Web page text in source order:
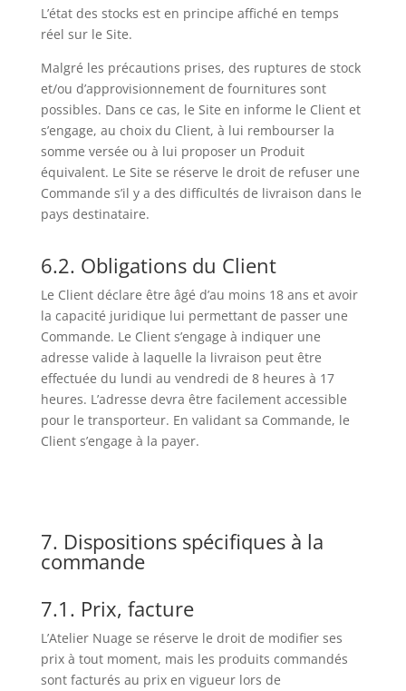
L’état des stocks est en principe affiché en temps
réel sur le Site.
Malgré les précautions prises, des ruptures de stock
et/ou d’approvisionnement de fournitures sont
possibles. Dans ce cas, le Site en informe le Client et
s’engage, au choix du Client, à lui rembourser la
somme versée ou à lui proposer un Produit
équivalent. Le Site se réserve le droit de refuser une
Commande s’il y a des difficultés de livraison dans le
pays destinataire.
6.2. Obligations du Client
Le Client déclare être âgé d’au moins 18 ans et avoir
la capacité juridique lui permettant de passer une
Commande. Le Client s’engage à indiquer une
adresse valide à laquelle la livraison peut être
effectuée du lundi au vendredi de 8 heures à 17
heures. L’adresse devra être facilement accessible
pour le transporteur. En validant sa Commande, le
Client s’engage à la payer.
7. Dispositions spécifiques à la
commande
7.1. Prix, facture
L’Atelier Nuage se réserve le droit de modifier ses
prix à tout moment, mais les produits commandés
sont facturés au prix en vigueur lors de